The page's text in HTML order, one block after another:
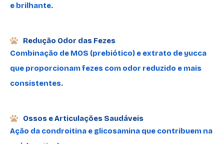
e brilhante.
Redução Odor das Fezes
Combinação de MOS (prebiótico) e extrato de yucca
que proporcionam fezes com odor reduzido e mais
consistentes.
Ossos e Articulações Saudáveis
Ação da condroitina e glicosamina que contribuem na